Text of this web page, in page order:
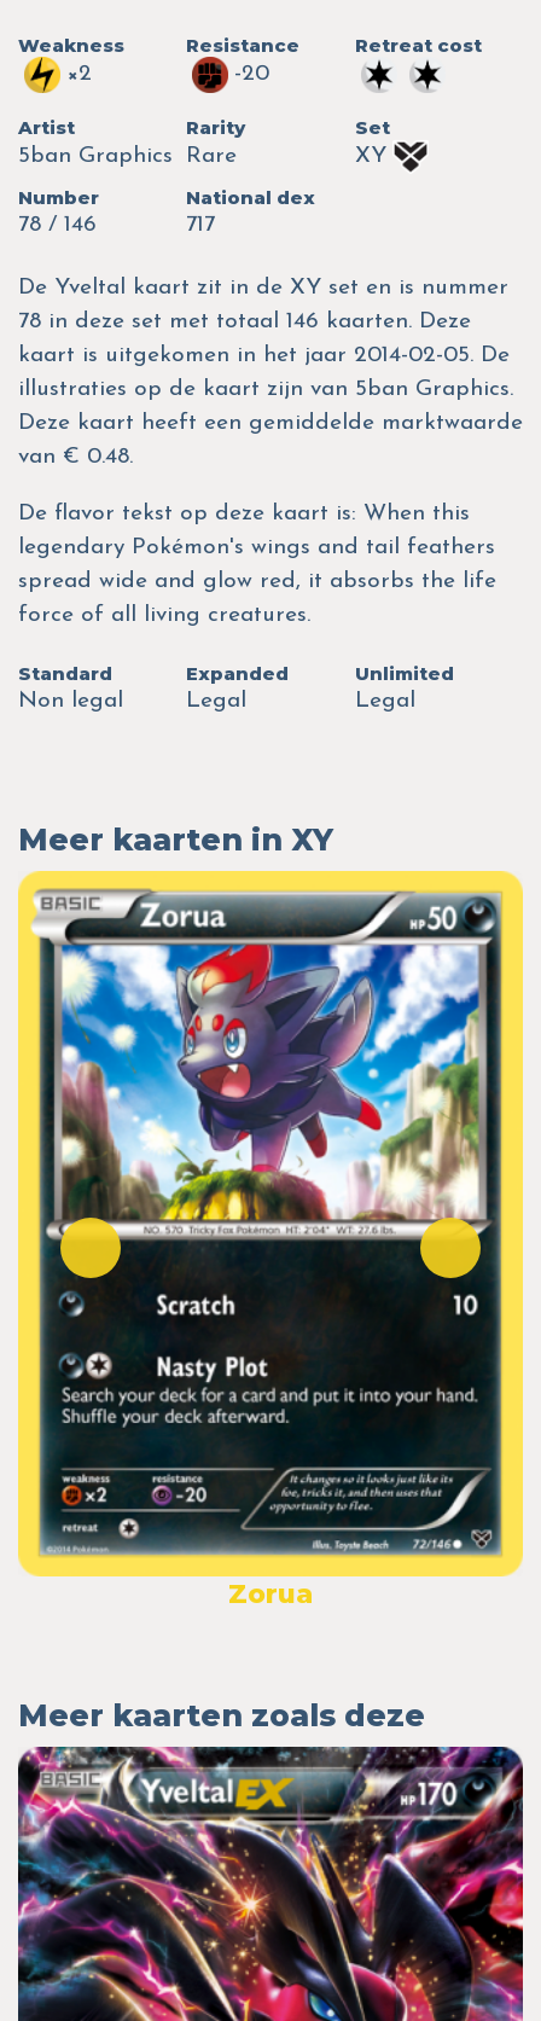
Weakness
×2
Resistance
-20
Retreat cost
Artist
5ban Graphics
Rarity
Rare
Set
XY
Number
78 / 146
National dex
717
De Yveltal kaart zit in de XY set en is nummer
78 in deze set met totaal 146 kaarten. Deze
kaart is uitgekomen in het jaar 2014-02-05. De
illustraties op de kaart zijn van 5ban Graphics.
Deze kaart heeft een gemiddelde marktwaarde
van € 0.48.
De flavor tekst op deze kaart is: When this
legendary Pokémon's wings and tail feathers
spread wide and glow red, it absorbs the life
force of all living creatures.
Standard
Non legal
Expanded
Legal
Unlimited
Legal
Meer kaarten in XY
Zorua
Meer kaarten zoals deze